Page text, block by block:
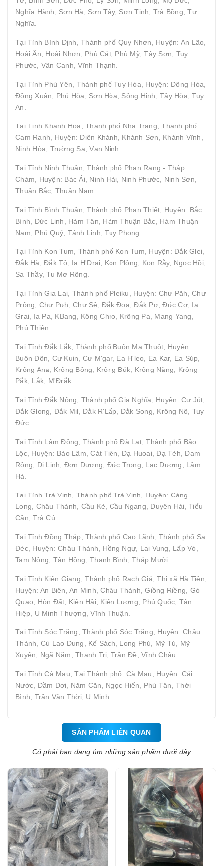
Nghĩa Hành, Sơn Hà, Sơn Tây, Sơn Tịnh, Trà Bồng, Tư
Nghĩa.
Tại Tỉnh Bình Định, Thành phố Quy Nhơn, Huyện: An Lão,
Hoài Ân, Hoài Nhơn, Phù Cát, Phù Mỹ, Tây Sơn, Tuy
Phước, Vân Canh, Vĩnh Thạnh.
Tại Tỉnh Phú Yên, Thành phố Tuy Hòa, Huyện: Đông Hòa,
Đồng Xuân, Phú Hòa, Sơn Hòa, Sông Hinh, Tây Hòa, Tuy
An.
Tại Tỉnh Khánh Hòa, Thành phố Nha Trang, Thành phố
Cam Ranh, Huyện: Diên Khánh, Khánh Sơn, Khánh Vĩnh,
Ninh Hòa, Trường Sa, Vạn Ninh.
Tại Tỉnh Ninh Thuận, Thành phố Phan Rang - Tháp
Chàm, Huyện: Bác Ái, Ninh Hải, Ninh Phước, Ninh Sơn,
Thuận Bắc, Thuận Nam.
Tại Tỉnh Bình Thuận, Thành phố Phan Thiết, Huyện: Bắc
Bình, Đức Linh, Hàm Tân, Hàm Thuận Bắc, Hàm Thuận
Nam, Phú Quý, Tánh Linh, Tuy Phong.
Tại Tỉnh Kon Tum, Thành phố Kon Tum, Huyện: Đắk Glei,
Đắk Hà, Đắk Tô, Ia H'Drai, Kon Plông, Kon Rẫy, Ngọc Hồi,
Sa Thầy, Tu Mơ Rông.
Tại Tỉnh Gia Lai, Thành phố Pleiku, Huyện: Chư Păh, Chư
Prông, Chư Pưh, Chư Sê, Đắk Đoa, Đắk Pơ, Đức Cơ, Ia
Grai, Ia Pa, KBang, Kông Chro, Krông Pa, Mang Yang,
Phú Thiện.
Tại Tỉnh Đắk Lắk, Thành phố Buôn Ma Thuột, Huyện:
Buôn Đôn, Cư Kuin, Cư M'gar, Ea H'leo, Ea Kar, Ea Súp,
Krông Ana, Krông Bông, Krông Búk, Krông Năng, Krông
Pắk, Lắk, M'Đrắk.
Tại Tỉnh Đắk Nông, Thành phố Gia Nghĩa, Huyện: Cư Jút,
Đắk Glong, Đắk Mil, Đắk R'Lấp, Đắk Song, Krông Nô, Tuy
Đức.
Tại Tỉnh Lâm Đồng, Thành phố Đà Lạt, Thành phố Bảo
Lộc, Huyện: Bảo Lâm, Cát Tiên, Đạ Huoai, Đạ Tẻh, Đam
Rông, Di Linh, Đơn Dương, Đức Trọng, Lạc Dương, Lâm
Hà.
Tại Tỉnh Trà Vinh, Thành phố Trà Vinh, Huyện: Càng
Long, Châu Thành, Cầu Kè, Cầu Ngang, Duyên Hải, Tiểu
Cần, Trà Cú.
Tại Tỉnh Đồng Tháp, Thành phố Cao Lãnh, Thành phố Sa
Đéc, Huyện: Châu Thành, Hồng Ngự, Lai Vung, Lấp Vò,
Tam Nông, Tân Hồng, Thanh Bình, Tháp Mười.
Tại Tỉnh Kiên Giang, Thành phố Rạch Giá, Thị xã Hà Tiên,
Huyện: An Biên, An Minh, Châu Thành, Giồng Riềng, Gò
Quao, Hòn Đất, Kiên Hải, Kiên Lương, Phú Quốc, Tân
Hiệp, U Minh Thượng, Vĩnh Thuận.
Tại Tỉnh Sóc Trăng, Thành phố Sóc Trăng, Huyện: Châu
Thành, Cù Lao Dung, Kế Sách, Long Phú, Mỹ Tú, Mỹ
Xuyên, Ngã Năm, Thạnh Trị, Trần Đề, Vĩnh Châu.
Tại Tỉnh Cà Mau, Tại Thành phố: Cà Mau, Huyện: Cái
Nước, Đầm Dơi, Năm Căn, Ngọc Hiển, Phú Tân, Thới
Bình, Trần Văn Thời, U Minh
SẢN PHẨM LIÊN QUAN
Có phải bạn đang tìm những sản phẩm dưới đây